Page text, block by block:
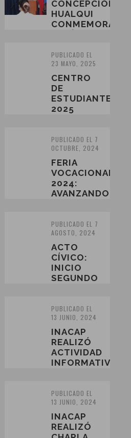
CONCEPCIÓN
HUALQUI
CONMEMORA
DE
CONCIENCIACIÓN
SO...
PUBLICADO EL
23 MAYO, 2025
CENTRO
DE
ESTUDIANTES
2025
PUBLICADO EL 7
OCTUBRE, 2024
FERIA
VOCACIONAL
2024:
AVANZANDO
DE LA
VOCACIÓN
PUBLICADO EL 7
AGOSTO, 2024
ACTO
CÍVICO:
INICIO
SEGUNDO
PUBLICADO EL
13 JUNIO, 2024
INACAP
REALIZÓ
ACTIVIDAD
INFORMATIVA
DE
EDUCACIÓN
MEDIA
PUBLICADO EL
13 JUNIO, 2024
INACAP
REALIZÓ